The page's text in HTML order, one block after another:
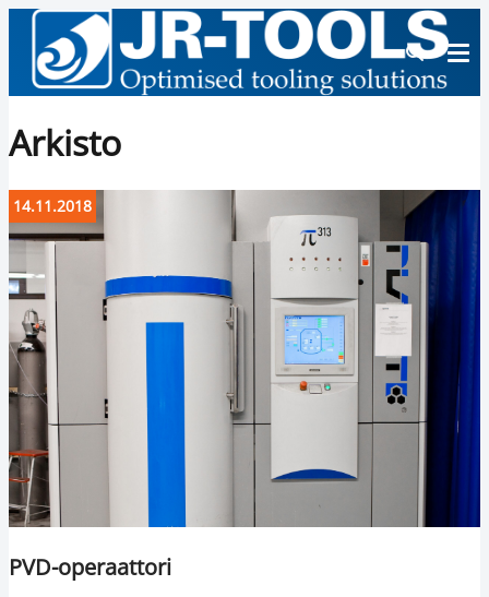
Arkisto
14.11.2018
PVD-operaattori